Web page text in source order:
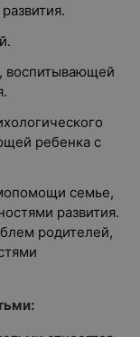
воспитывающей
ребенка с
семье,
развития.
родителей,